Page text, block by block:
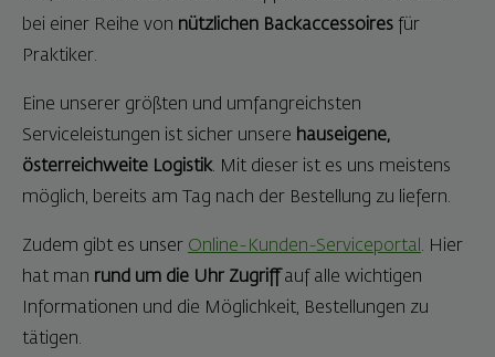
bei einer Reihe von nützlichen Backaccessoires für
Praktiker.
Eine unserer größten und umfangreichsten
Serviceleistungen ist sicher unsere hauseigene,
österreichweite Logistik. Mit dieser ist es uns meistens
möglich, bereits am Tag nach der Bestellung zu liefern.
Zudem gibt es unser Online-Kunden-Serviceportal . Hier
hat man rund um die Uhr Zugriffauf alle wichtigen
Informationen und die Möglichkeit, Bestellungen zu
tätigen.